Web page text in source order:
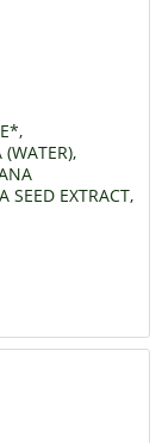
SEED EXTRACT,